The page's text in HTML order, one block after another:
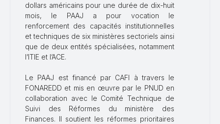
dollars américains pour une durée de dix-huit
mois, le PAAJ a pour vocation le
renforcement des capacités institutionnelles
et techniques de six ministères sectoriels ainsi
que de deux entités spécialisées, notamment
l’ITIE et l’ACE.
Le PAAJ est financé par CAFI à travers le
FONAREDD et mis en œuvre par le PNUD en
collaboration avec le Comité Technique de
Suivi des Réformes du ministère des
Finances. Il soutient les réformes prioritaires